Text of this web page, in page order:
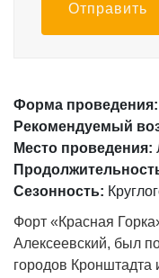
Отправить
Форма проведения:
Рекомендуемый
Место проведения:
Сезонность:
Форт «Красная
Алексеевский, был
городов Кронштадта